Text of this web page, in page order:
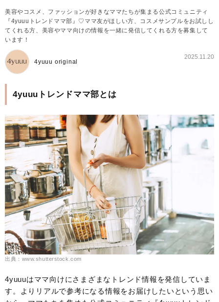
美容やコスメ、ファッションが好きなママたちが集まる公式コミュニティ
『4yuuuトレンドママ部』♡ママ友がほしい方、コスメサンプルをお試しし
てくれる方、美容やママ向けの情報を一緒に発信してくれる方を募集して
います！
4yuuu original
2025.11.20
4yuuuトレンドママ部とは
出典：www.shutterstock.com
4yuuuはママ向けにさまざまなトレンド情報を発信していま
す。よりリアルで参考になる情報をお届けしたいという思い